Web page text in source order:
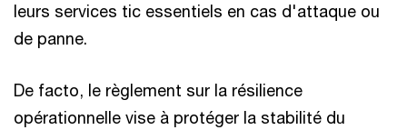
leurs services tic essentiels en cas d'attaque ou
de panne.
De facto, le règlement sur la résilience
opérationnelle vise à protéger la stabilité du